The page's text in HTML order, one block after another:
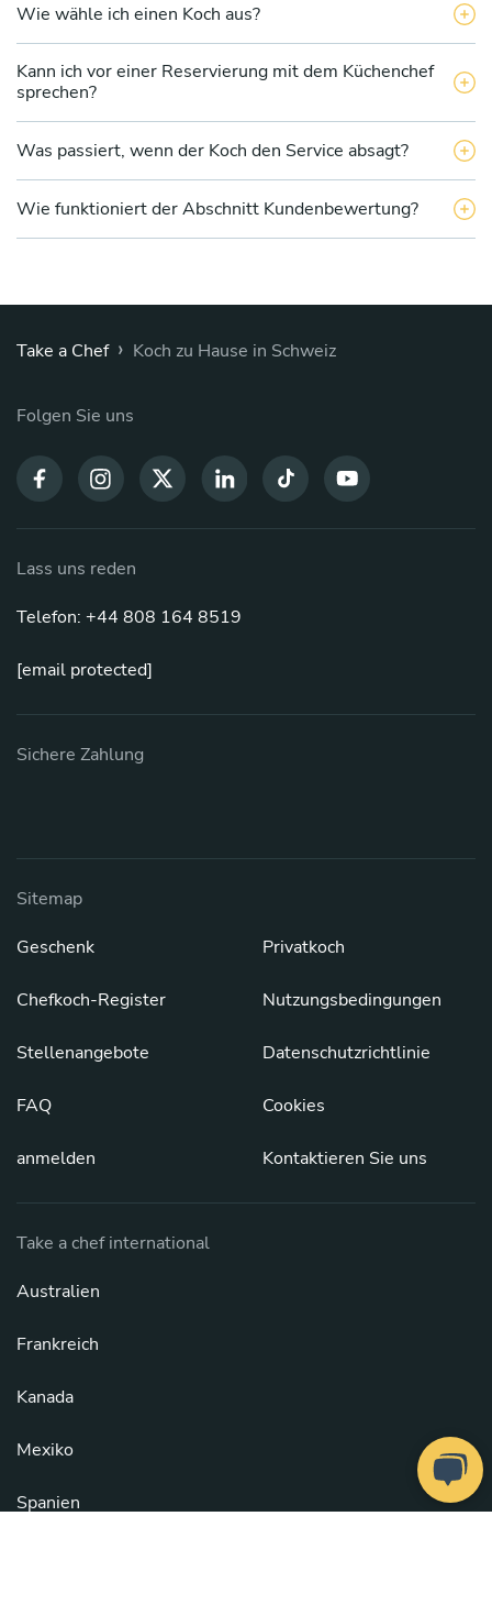
Wie wähle ich einen Koch aus?
Kann ich vor einer Reservierung mit dem Küchenchef
sprechen?
Was passiert, wenn der Koch den Service absagt?
Wie funktioniert der Abschnitt Kundenbewertung?
Take a Chef › Koch zu Hause in Schweiz
Folgen Sie uns
Lass uns reden
Telefon: +44 808 164 8519
[email protected]
Sichere Zahlung
Sitemap
Geschenk
Chefkoch-Register
Stellenangebote
FAQ
anmelden
Privatkoch
Nutzungsbedingungen
Datenschutzrichtlinie
Cookies
Kontaktieren Sie uns
Take a chef international
Australien
Frankreich
Kanada
Mexiko
Spanien